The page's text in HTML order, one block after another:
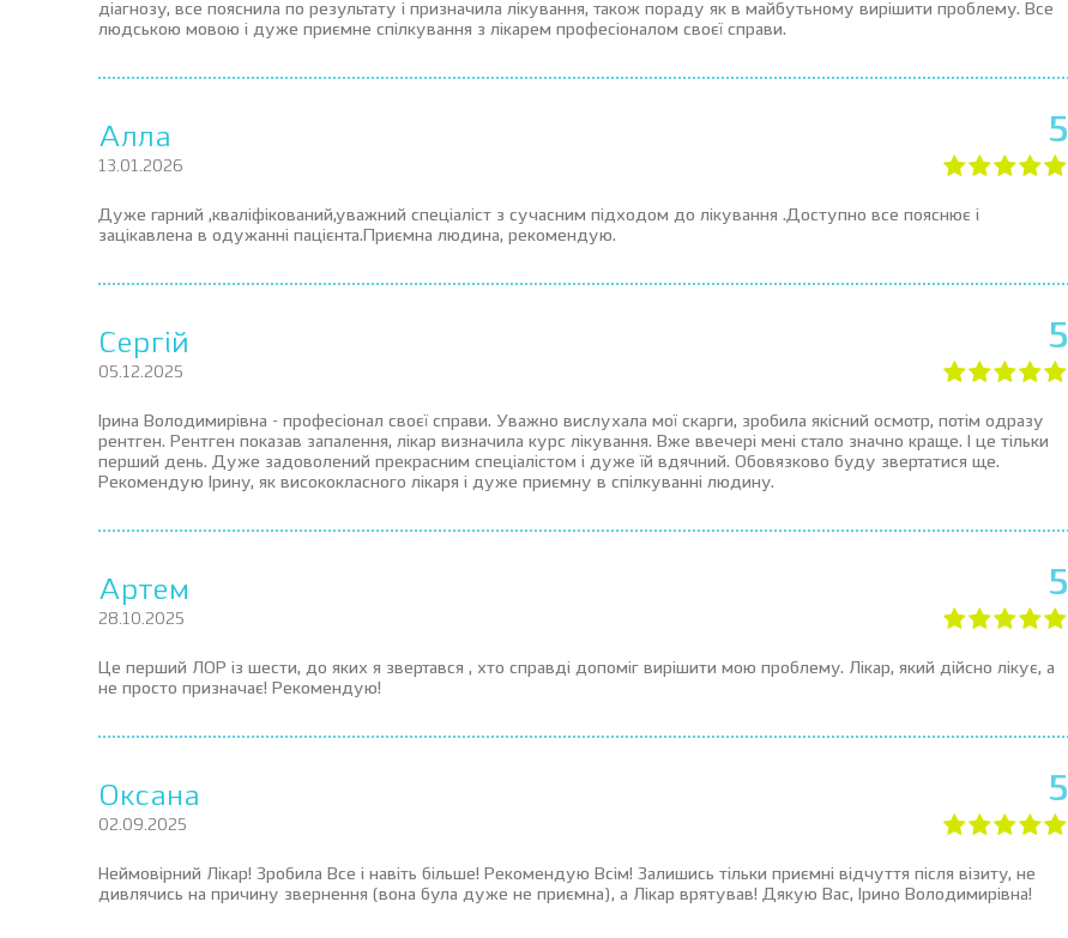
діагнозу, все пояснила по результату і призначила лікування, також пораду як в майбутьному вирішити проблему. Все
людською мовою і дуже приємне спілкування з лікарем професіоналом своєї справи.
Алла
13.01.2026
5
Дуже гарний ,кваліфікований,уважний спеціаліст з сучасним підходом до лікування .Доступно все пояснює і
зацікавлена в одужанні пацієнта.Приємна людина, рекомендую.
Сергій
05.12.2025
5
Ірина Володимирівна - професіонал своєї справи. Уважно вислухала мої скарги, зробила якісний осмотр, потім одразу
рентген. Рентген показав запалення, лікар визначила курс лікування. Вже ввечері мені стало значно краще. І це тільки
перший день. Дуже задоволений прекрасним спеціалістом і дуже їй вдячний. Обовязково буду звертатися ще.
Рекомендую Ірину, як висококласного лікаря і дуже приємну в спілкуванні людину.
Артем
28.10.2025
5
Це перший ЛОР із шести, до яких я звертався , хто справді допоміг вирішити мою проблему. Лікар, який дійсно лікує, а
не просто призначає! Рекомендую!
Оксана
02.09.2025
5
Неймовірний Лікар! Зробила Все і навіть більше! Рекомендую Всім! Залишись тільки приємні відчуття після візиту, не
дивлячись на причину звернення (вона була дуже не приємна), а Лікар врятував! Дякую Вас, Ірино Володимирівна!